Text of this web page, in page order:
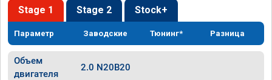
Stage 1 Stage 2 Stock+
Параметр Заводские Тюнинг* Разница
Объем
двигателя
2.0 N20B20